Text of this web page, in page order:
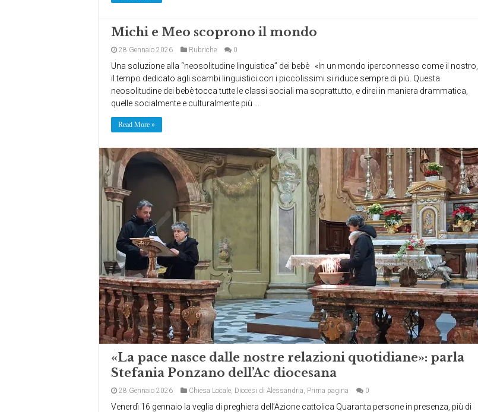
Michi e Meo scoprono il mondo
28 Gennaio 2026 Rubriche 0
Una soluzione alla “neosolitudine linguistica” dei bebè «In un mondo iperconnesso come il nostro,
il tempo dedicato agli scambi linguistici con i piccolissimi si riduce sempre di più. Questa
neosolitudine dei bebè tocca tutte le classi sociali ma soprattutto, e direi in maniera drammatica,
quelle socialmente e culturalmente più …
Read More »
«La pace nasce dalle nostre relazioni quotidiane»: parla
Stefania Ponzano dell’Ac diocesana
28 Gennaio 2026 Chiesa Locale, Diocesi di Alessandria, Prima pagina 0
Venerdì 16 gennaio la veglia di preghiera dell’Azione cattolica Quaranta persone in presenza, più di